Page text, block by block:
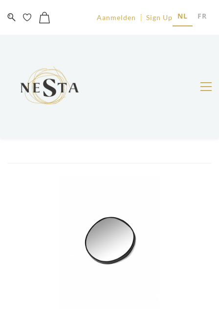
Aanmelden Sign Up NL FR